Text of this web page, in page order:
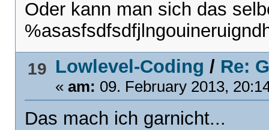
Oder kann man sich das
19 Lowlevel-Coding / Re:
«am: 09. February 2013,
Das mach ich garnicht...